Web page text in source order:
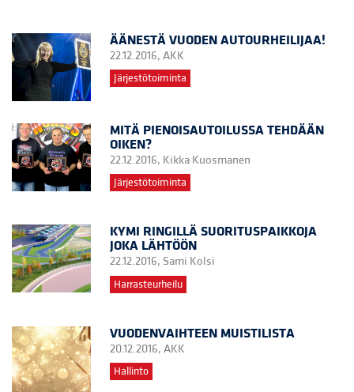
ÄÄNESTÄ VUODEN AUTOURHEILIJAA!
22.12.2016, AKK
Järjestötoiminta
MITÄ PIENOISAUTOILUSSA TEHDÄÄN
OIKEN?
22.12.2016, Kikka Kuosmanen
Järjestötoiminta
KYMI RINGILLÄ SUORITUSPAIKKOJA
JOKA LÄHTÖÖN
22.12.2016, Sami Kolsi
Harrasteurheilu
VUODENVAIHTEEN MUISTILISTA
20.12.2016, AKK
Hallinto